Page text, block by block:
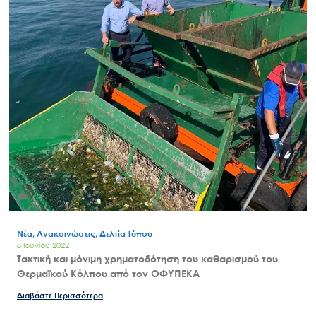
Νέα, Ανακοινώσεις, Δελτία Τύπου
8 Ιουνίου 2022
Τακτική και μόνιμη χρηματοδότηση του καθαρισμού του
Θερμαϊκού Κόλπου από τον ΟΦΥΠΕΚΑ
Διαβάστε Περισσότερα